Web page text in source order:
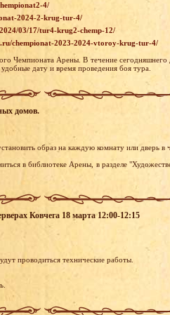
4/
2024-2-krug-tur-4/
03/17/tur4-krug2-chemp-12/
chempionat-2023-2024-vtoroy-krug-tur-4/
Чемпионата Арены. В течение сегодняшнего
дату и время проведения боя тура.
домов.
образ на каждую комнату или дверь в
в библиотеке Арены, в разделе
Ковчега 18 марта 12:00-12:15
проводиться технические работы.